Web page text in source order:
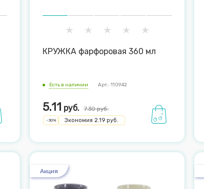
КРУЖКА фарфоровая 360 мл
Есть в наличии Арт.: 110942
5.11 руб. 7.30руб.
-30% Экономия 2.19руб.
Акция